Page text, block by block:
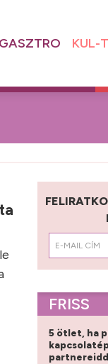
GASZTRO KUL-
FRISS
5 ötlet, ha